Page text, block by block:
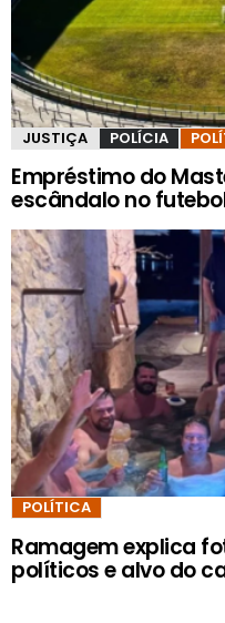
JUSTIÇA POLÍCIA
Empréstimo do
escândalo no
POLÍTICA
Ramagem explica
políticos e alvo do